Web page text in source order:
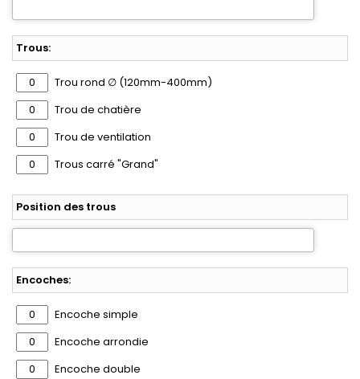
Trous:
Trou rond ∅ (120mm-400mm)
Trou de chatière
Trou de ventilation
Trous carré "Grand"
Position des trous
Encoches:
Encoche simple
Encoche arrondie
Encoche double